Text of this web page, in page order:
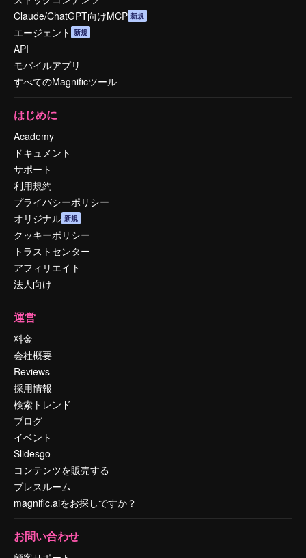
Claude/ChatGPT向けMCP 新規
エージェント 新規
API
モバイルアプリ
すべてのMagnificツール
はじめに
Academy
ドキュメント
サポート
利用規約
プライバシーポリシー
オリジナル 新規
クッキーポリシー
トラストセンター
アフィリエイト
法人向け
運営
料金
会社概要
Reviews
採用情報
検索トレンド
ブログ
イベント
Slidesgo
コンテンツを販売する
プレスルーム
magnific.aiをお探しですか？
お問い合わせ